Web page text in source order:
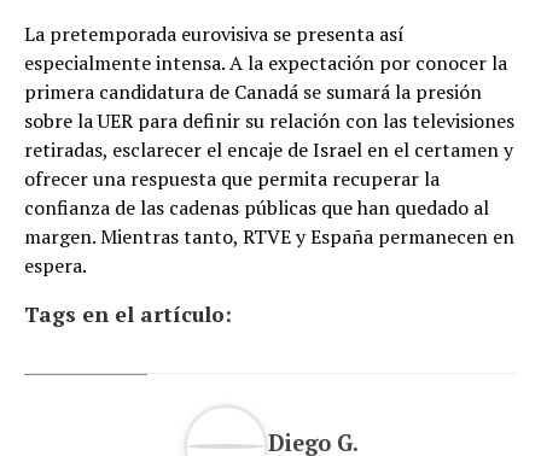
La pretemporada eurovisiva se presenta así
especialmente intensa. A la expectación por conocer la
primera candidatura de Canadá se sumará la presión
sobre la UER para definir su relación con las televisiones
retiradas, esclarecer el encaje de Israel en el certamen y
ofrecer una respuesta que permita recuperar la
confianza de las cadenas públicas que han quedado al
margen. Mientras tanto, RTVE y España permanecen en
espera.
Tags en el artículo:
Diego G.